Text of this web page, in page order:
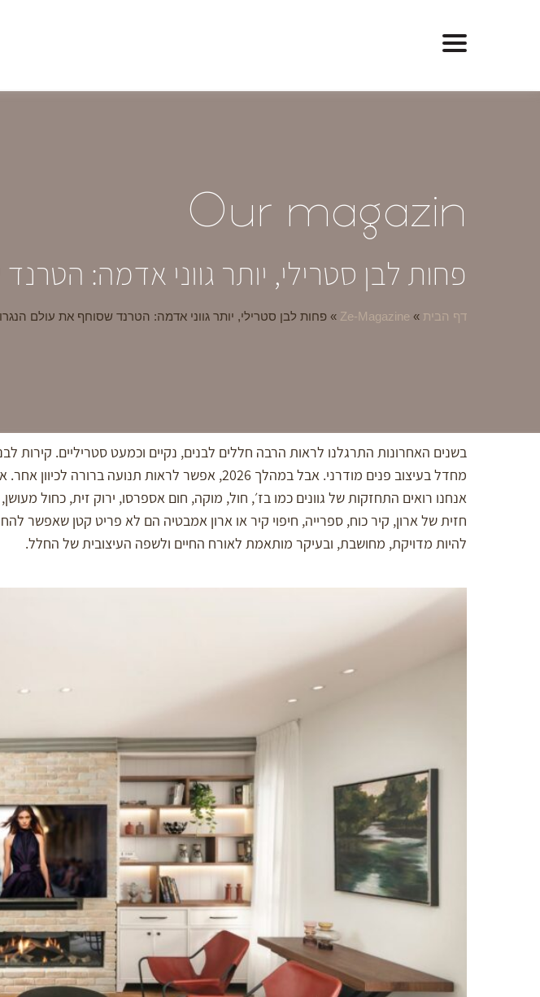
Our magazin
פחות לבן סטרילי, יותר גווני אדמה:
דף הבית »
Ze-Magazine
» פחות לבן סטרילי, יותר גווני אדמה: הטרנד שסוחף את עולם
בשנים האחרונות התרגלנו לראות הרבה חללים לבנים, נקיים וכמעט סטריליים. קירות
מחדל בעיצוב פנים מודרני. אבל במהלך 2026, אפשר
אנחנו רואים התחזקות של גוונים כמו בז׳, חול, מוקה, חום אספרסו, ירוק זית, כחול
חזית של ארון, קיר כוח, ספרייה, חיפוי קיר או ארון אמבטיה הם לא פריט קטן שאפשר
להיות מדויקת, מחושבת, ובעיקר מותאמת לאורח החיים ולשפה העיצובית של החלל.